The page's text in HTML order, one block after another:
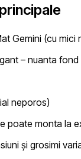
Gemini (cu mici
– nuanta
neporos)
poate monta la
și grosimi